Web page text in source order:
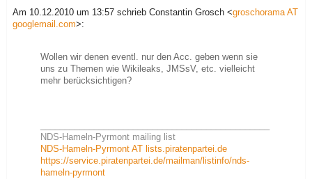
Am 10.12.2010 um 13:57 schrieb Constantin Grosch <groschorama AT
googlemail.com>:
Wollen wir denen eventl. nur den Acc. geben wenn sie
uns zu Themen wie Wikileaks, JMSsV, etc. vielleicht
mehr berücksichtigen?
NDS-Hameln-Pyrmont mailing list
NDS-Hameln-Pyrmont AT lists.piratenpartei.de
https://service.piratenpartei.de/mailman/listinfo/nds-
hameln-pyrmont